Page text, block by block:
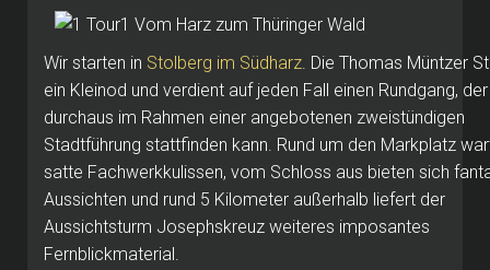
Wir starten in Stolberg im Südharz. Die Thomas Müntzer
ein Kleinod und verdient auf jeden Fall einen Rundgang,
durchaus im Rahmen einer angebotenen zweistündigen
Stadtführung stattfinden kann. Rund um den Markplatz
satte Fachwerkkulissen, vom Schloss aus bieten sich
Aussichten und rund 5 Kilometer außerhalb liefert der
Aussichtsturm Josephskreuz weiteres imposantes
Fernblickmaterial.